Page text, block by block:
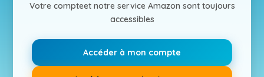
Votre compteet notre service Amazon sont toujours
accessibles
Accéder à mon compte